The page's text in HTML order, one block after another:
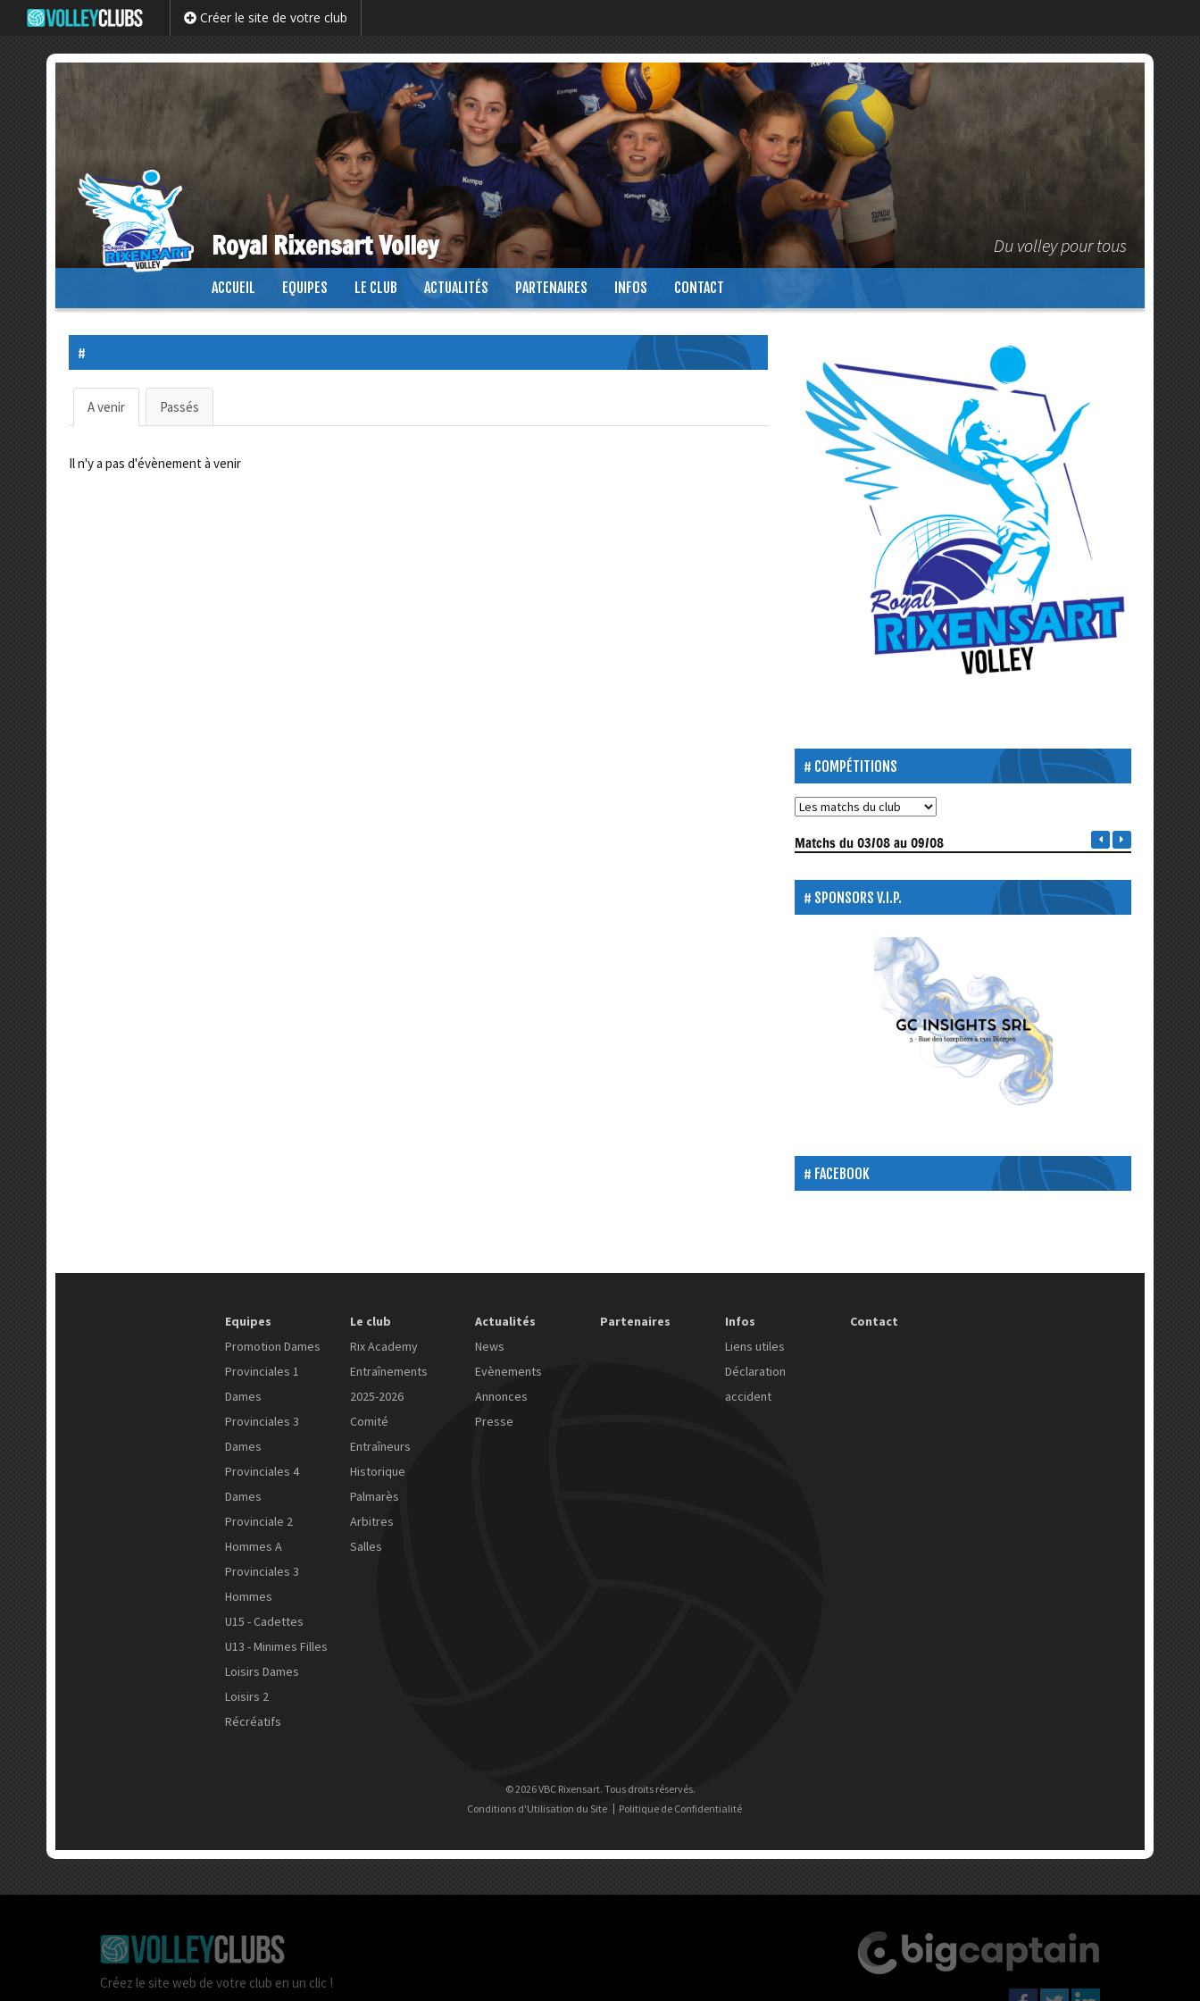
Créer le site de votre club
Royal Rixensart Volley Du volley pour tous
ACCUEIL EQUIPES LE CLUB ACTUALITÉS PARTENAIRES INFOS CONTACT
A venir Passés
Il n'y a pas d'évènement à venir
COMPÉTITIONS
Matchsdu 03/08 au 09/08
SPONSORS V.I.P.
FACEBOOK
Equipes
Promotion Dames
Provinciales 1
Dames
Provinciales 3
Dames
Provinciales 4
Dames
Provinciale 2
Hommes A
Provinciales 3
Hommes
U15 - Cadettes
U13 - Minimes Filles
Loisirs Dames
Loisirs 2
Récréatifs
Le club
Rix Academy
Entraînements
2025-2026
Comité
Entraîneurs
Historique
Palmarès
Arbitres
Salles
Actualités
News
Evènements
Annonces
Presse
Partenaires
Infos
Liens utiles
Déclaration
accident
Contact
© 2026 VBC Rixensart. Tous droits réservés.
Conditions d'Utilisation du Site
Politique de Confidentialité
Créez le site web de votre club en un clic !